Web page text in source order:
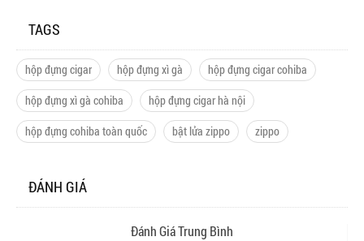
TAGS
hộp đựng cigar hộp đựng xì gà
hộp đựng cigar cohiba
hộp đựng xì gà cohiba
hộp đựng cigar hà nội
hộp đựng cohiba toàn quốc
bật lửa zippo zippo
ĐÁNH GIÁ
Đánh Giá Trung Bình